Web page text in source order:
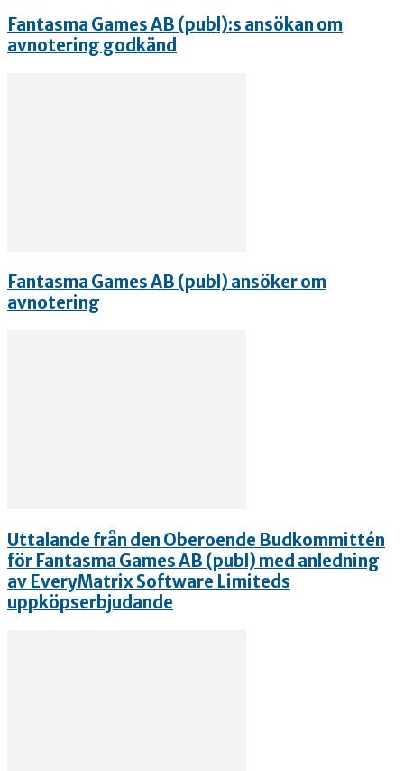
Fantasma Games AB (publ):s ansökan om
avnotering godkänd
Fantasma Games AB (publ) ansöker om
avnotering
Uttalande från den Oberoende Budkommittén
för Fantasma Games AB (publ) med anledning
av EveryMatrix Software Limiteds
uppköpserbjudande